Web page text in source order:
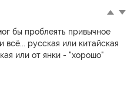
бы проблеять привычное
русская или китайская
или от янки - "хорошо"